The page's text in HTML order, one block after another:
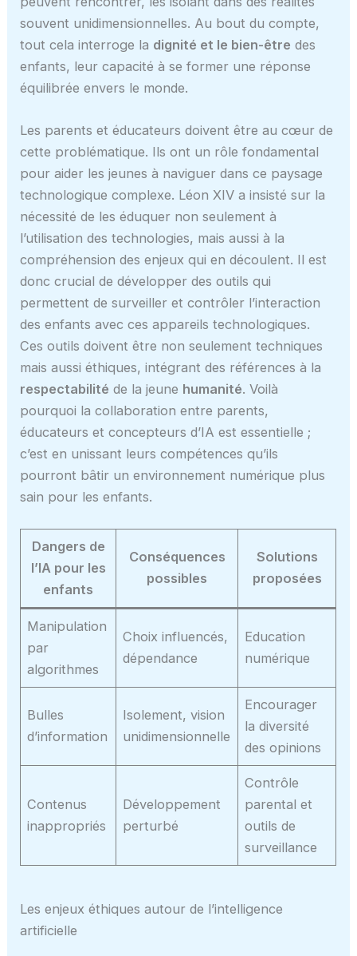
souvent unidimensionnelles. Au bout du compte,
tout cela interroge la dignité et le bien-être des
enfants, leur capacité à se former une réponse
équilibrée envers le monde.
Les parents et éducateurs doivent être au cœur de
cette problématique. Ils ont un rôle fondamental
pour aider les jeunes à naviguer dans ce paysage
technologique complexe. Léon XIV a insisté sur la
nécessité de les éduquer non seulement à
l’utilisation des technologies, mais aussi à la
compréhension des enjeux qui en découlent. Il est
donc crucial de développer des outils qui
permettent de surveiller et contrôler l’interaction
des enfants avec ces appareils technologiques.
Ces outils doivent être non seulement techniques
mais aussi éthiques, intégrant des références à la
respectabilité de la jeune humanité. Voilà
pourquoi la collaboration entre parents,
éducateurs et concepteurs d’IA est essentielle ;
c’est en unissant leurs compétences qu’ils
pourront bâtir un environnement numérique plus
sain pour les enfants.
Dangers de
l’IA pour les
enfants
Conséquences
possibles
Solutions
proposées
Manipulation
par
algorithmes
Choix influencés,
dépendance
Education
numérique
Bulles
d’information
Isolement, vision
unidimensionnelle
Encourager
la diversité
des opinions
Contenus
inappropriés
Développement
perturbé
Contrôle
parental et
outils de
surveillance
Les enjeux éthiques autour de l’intelligence
artificielle